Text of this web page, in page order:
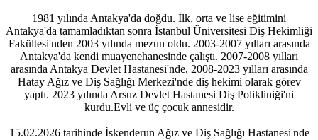
1981 yılında Antakya'da doğdu. İlk, orta ve lise eğitimini
Antakya'da tamamladıktan sonra İstanbul Üniversitesi Diş Hekimliği
Fakültesi'nden 2003 yılında mezun oldu. 2003-2007 yılları arasında
Antakya'da kendi muayenehanesinde çalıştı. 2007-2008 yılları
arasında Antakya Devlet Hastanesi'nde, 2008-2023 yılları arasında
Hatay Ağız ve Diş Sağlığı Merkezi'nde diş hekimi olarak görev
yaptı. 2023 yılında Arsuz Devlet Hastanesi Diş Polikliniği'ni
kurdu.Evli ve üç çocuk annesidir.
15.02.2026 tarihinde İskenderun Ağız ve Diş Sağlığı Hastanesi'nde